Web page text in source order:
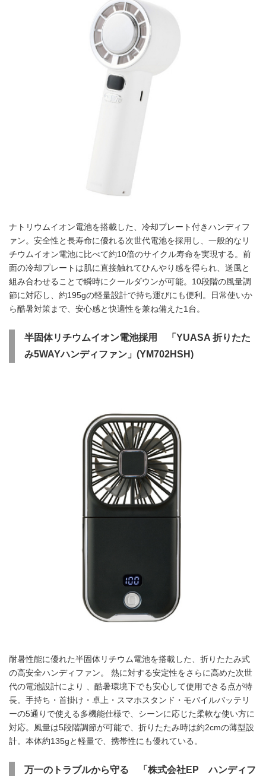
ナトリウムイオン電池を搭載した、冷却プレート付きハンディフ
ァン。安全性と長寿命に優れる次世代電池を採用し、一般的なリ
チウムイオン電池に比べて約10倍のサイクル寿命を実現する。前
面の冷却プレートは肌に直接触れてひんやり感を得られ、送風と
組み合わせることで瞬時にクールダウンが可能。10段階の風量調
節に対応し、約195gの軽量設計で持ち運びにも便利。日常使いか
ら酷暑対策まで、安心感と快適性を兼ね備えた1台。
半固体リチウムイオン電池採用 「YUASA 折りたた
み5WAYハンディファン」(YM702HSH)
耐暑性能に優れた半固体リチウム電池を搭載した、折りたたみ式
の高安全ハンディファン。 熱に対する安定性をさらに高めた次世
代の電池設計により 、酷暑環境下でも安心して使用できる点が特
長。手持ち・首掛け・卓上・スマホスタンド・モバイルバッテリ
ーの5通りで使える多機能仕様で、シーンに応じた柔軟な使い方に
対応。風量は5段階調節が可能で、折りたたみ時は約2cmの薄型設
計。本体約135gと軽量で、携帯性にも優れている。
万一のトラブルから守る 「株式会社EP ハンディフ